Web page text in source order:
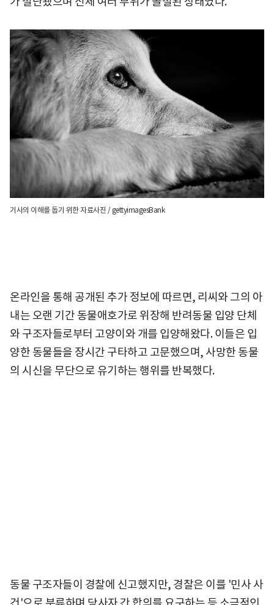
기사의 이해를 돕기 위한 자료사진 / gettyimagesBank
온라인을 통해 공개된 추가 정보에 따르면, 리씨와 그의 아
내는 오랜 기간 동물애호가로 위장해 반려동물 입양 단체
와 구조자들로부터 고양이와 개를 입양해왔다. 이들은 입
양한 동물들을 장시간 구타하고 고문했으며, 사망한 동물
의 시신을 무단으로 유기하는 행위를 반복했다.
동물 구조자들이 경찰에 신고했지만, 경찰은 이를 '민사 사